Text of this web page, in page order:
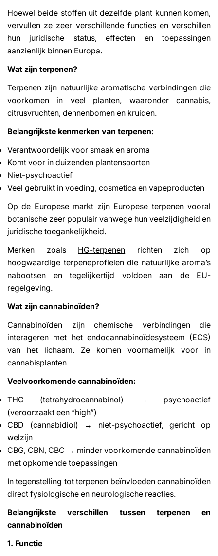
Hoewel beide stoffen uit dezelfde plant kunnen komen,
vervullen ze zeer verschillende functies en verschillen
hun juridische status, effecten en toepassingen
aanzienlijk binnen Europa.
Wat zijn terpenen?
Terpenen zijn natuurlijke aromatische verbindingen die
voorkomen in veel planten, waaronder cannabis,
citrusvruchten, dennenbomen en kruiden.
Belangrijkste kenmerken van terpenen:
Verantwoordelijk voor smaak en aroma
Komt voor in duizenden plantensoorten
Niet-psychoactief
Veel gebruikt in voeding, cosmetica en vapeproducten
Op de Europese markt zijn Europese terpenen vooral
botanische zeer populair vanwege hun veelzijdigheid en
juridische toegankelijkheid.
Merken zoals HG-terpenen richten zich op
hoogwaardige terpeneprofielen die natuurlijke aroma’s
nabootsen en tegelijkertijd voldoen aan de EU-
regelgeving.
Wat zijn cannabinoïden?
Cannabinoïden zijn chemische verbindingen die
interageren met het endocannabinoïdesysteem (ECS)
van het lichaam. Ze komen voornamelijk voor in
cannabisplanten.
Veelvoorkomende cannabinoïden:
THC (tetrahydrocannabinol) → psychoactief
(veroorzaakt een “high”)
CBD (cannabidiol) → niet-psychoactief, gericht op
welzijn
CBG, CBN, CBC → minder voorkomende cannabinoïden
met opkomende toepassingen
In tegenstelling tot terpenen beïnvloeden cannabinoïden
direct fysiologische en neurologische reacties.
Belangrijkste verschillen tussen terpenen en
cannabinoïden
1. Functie